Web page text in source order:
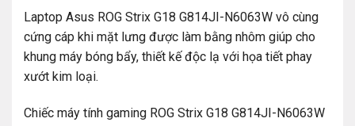
Laptop Asus ROG Strix G18 G814JI-N6063W vô cùng
cứng cáp khi mặt lưng được làm bằng nhôm giúp cho
khung máy bóng bẩy, thiết kế độc lạ với họa tiết phay
xướt kim loại.
Chiếc máy tính gaming ROG Strix G18 G814JI-N6063W